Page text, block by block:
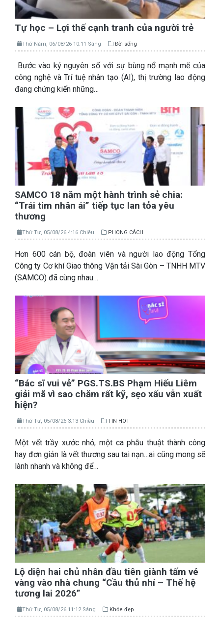
Tự học – Lợi thế cạnh tranh của người trẻ
Thứ Năm, 06/08/26 10:11 Sáng Đời sống
Bước vào kỷ nguyên số với sự bùng nổ mạnh mẽ của
công nghệ và Trí tuệ nhân tạo (AI), thị trường lao động
đang chứng kiến những…
SAMCO 18 năm một hành trình sẻ chia:
“Trái tim nhân ái” tiếp tục lan tỏa yêu
thương
Thứ Tư, 05/08/26 4:16 Chiều PHONG CÁCH
Hơn 600 cán bộ, đoàn viên và người lao động Tổng
Công ty Cơ khí Giao thông Vận tải Sài Gòn – TNHH MTV
(SAMCO) đã cùng nhau…
“Bác sĩ vui vẻ” PGS.TS.BS Phạm Hiếu Liêm
giải mã vì sao chăm rất kỹ, sẹo xấu vẫn xuất
hiện?
Thứ Tư, 05/08/26 3:13 Chiều TIN HOT
Một vết trầy xước nhỏ, một ca phẫu thuật thành công
hay đơn giản là vết thương sau tai nạn…ai cũng mong sẽ
lành nhanh và không để…
Lộ diện hai chủ nhân đầu tiên giành tấm vé
vàng vào nhà chung “Cầu thủ nhí – Thế hệ
tương lai 2026”
Thứ Tư, 05/08/26 11:12 Sáng Khỏe đẹp